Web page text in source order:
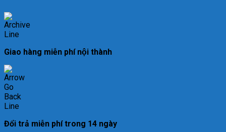
Giao hàng miễn phí nội thành
Đổi trả miễn phí trong 14 ngày